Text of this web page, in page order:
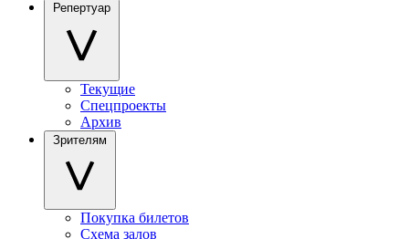
Репертуар
Текущие
Спецпроекты
Архив
Зрителям
Покупка билетов
Схема залов